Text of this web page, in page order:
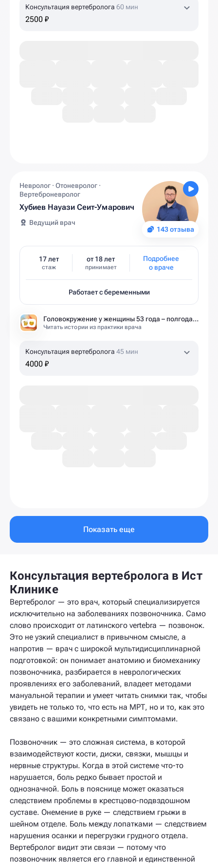
Консультация вертебролога 60 мин
2500 ₽
143 отзыва
Невролог · Отоневролог ·
Вертеброневролог
Хубиев Науази Сеит-Умарович
Ведущий врач
17 лет
стаж
от 18 лет
принимает
Подробнее
о враче
Работает с беременными
Головокружение у женщины 53 года – полгода без диагноза и 6 занятий до результата
Читать истории из практики врача
Консультация вертебролога 45 мин
4000 ₽
Показать еще
Консультация вертебролога в Ист
Клинике
Вертебролог — это врач, который специализируется
исключительно на заболеваниях позвоночника. Само
слово происходит от латинского vertebra — позвонок.
Это не узкий специалист в привычном смысле, а
напротив — врач с широкой мультидисциплинарной
подготовкой: он понимает анатомию и биомеханику
позвоночника, разбирается в неврологических
проявлениях его заболеваний, владеет методами
мануальной терапии и умеет читать снимки так, чтобы
увидеть не только то, что есть на МРТ, но и то, как это
связано с вашими конкретными симптомами.
Позвоночник — это сложная система, в которой
взаимодействуют кости, диски, связки, мышцы и
нервные структуры. Когда в этой системе что-то
нарушается, боль редко бывает простой и
однозначной. Боль в пояснице может оказаться
следствием проблемы в крестцово-подвздошном
суставе. Онемение в руке — следствием грыжи в
шейном отделе. Боль между лопатками — следствием
нарушения осанки и перегрузки грудного отдела.
Вертебролог видит эти связи — потому что
позвоночник является его главной и единственной